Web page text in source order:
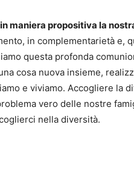
maniera propositiva la
in complementarietà e,
questa profonda
cosa nuova insieme,
e viviamo. Accogliere la
vero delle nostre
nella diversità.